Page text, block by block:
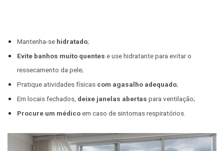
Mantenha-se hidratado;
Evite banhos muito quentes e use hidratante para evitar o
ressecamento da pele;
Pratique atividades físicas com agasalho adequado;
Em locais fechados, deixe janelas abertas para ventilação;
Procure um médicoem caso de sintomas respiratórios.